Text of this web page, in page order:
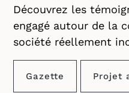
Découvrez les
engagé autour de la
société réellement
Gazette Projet